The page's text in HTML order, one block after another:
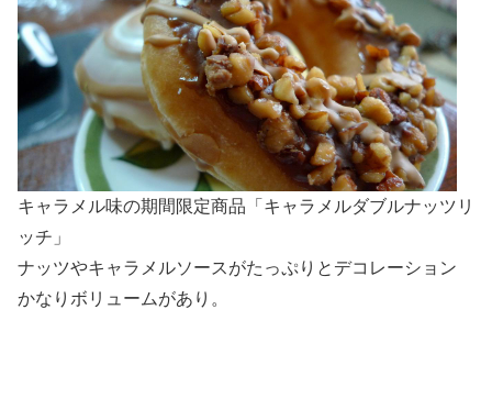
キャラメル味の期間限定商品「キャラメルダブルナッツリ
ッチ」
ナッツやキャラメルソースがたっぷりとデコレーション
かなりボリュームがあり。